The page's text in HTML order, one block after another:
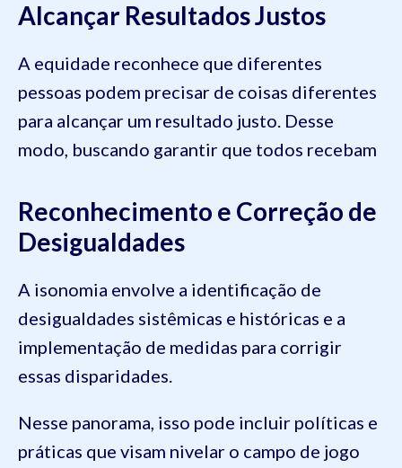
Alcançar Resultados Justos
A equidade reconhece que diferentes
pessoas podem precisar de coisas diferentes
para alcançar um resultado justo. Desse
modo, buscando garantir que todos recebam
Reconhecimento e Correção de
Desigualdades
A isonomia envolve a identificação de
desigualdades sistêmicas e históricas e a
implementação de medidas para corrigir
essas disparidades.
Nesse panorama, isso pode incluir políticas e
práticas que visam nivelar o campo de jogo